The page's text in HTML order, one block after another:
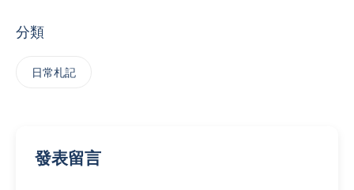
分類
日常札記
發表留言